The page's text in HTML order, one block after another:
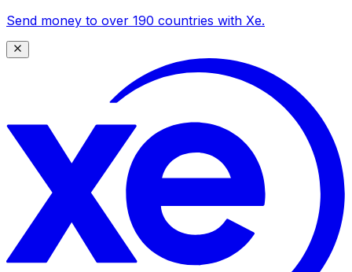
Send money to over 190 countries with Xe.